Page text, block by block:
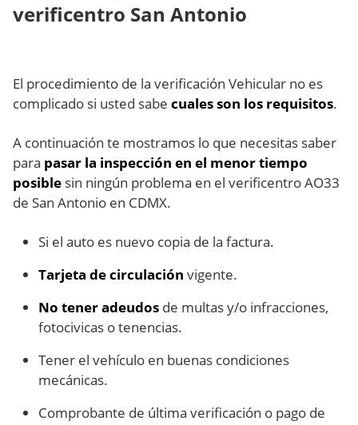
verificentro San Antonio
El procedimiento de la verificación Vehicular no es
complicado si usted sabe cuales son los requisitos.
A continuación te mostramos lo que necesitas saber
para pasar la inspección en el menor tiempo
posible sin ningún problema en el verificentro AO33
de San Antonio en CDMX.
Si el auto es nuevo copia de la factura.
Tarjeta de circulación vigente.
No tener adeudos de multas y/o infracciones,
fotocivicas o tenencias.
Tener el vehículo en buenas condiciones
mecánicas.
Comprobante de última verificación o pago de